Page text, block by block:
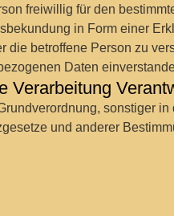
freiwillig für den
in Form einer
betroffene Person zu
Daten
Verarbeitung
sonstiger
und anderer